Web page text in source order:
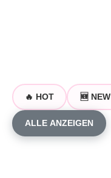
🔥 HOT 🆕 NEW
ALLE ANZEIGEN